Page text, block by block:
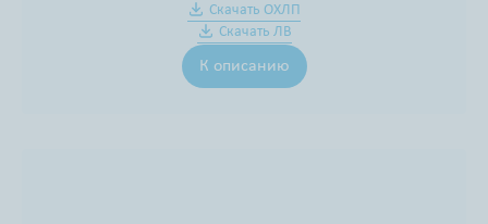
Скачать ОХЛП
Скачать ЛВ
К описанию